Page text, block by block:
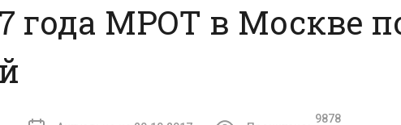
года МРОТ в Москве
9878